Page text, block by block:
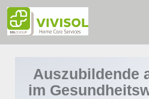
Auszubildende
im